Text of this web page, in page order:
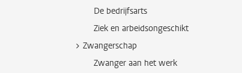
De bedrijfsarts
Ziek en arbeidsongeschikt
Zwangerschap
Zwanger aan het werk